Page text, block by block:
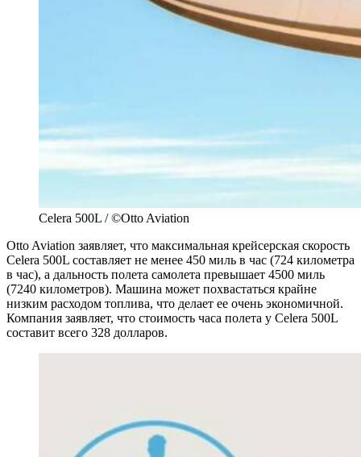
Celera 500L / ©Otto Aviation
Otto Aviation заявляет, что максимальная крейсерская скорость
Celera 500L составляет не менее 450 миль в час (724 километра
в час), а дальность полета самолета превышает 4500 миль
(7240 километров). Машина может похвастаться крайне
низким расходом топлива, что делает ее очень экономичной.
Компания заявляет, что стоимость часа полета у Celera 500L
составит всего 328 долларов.